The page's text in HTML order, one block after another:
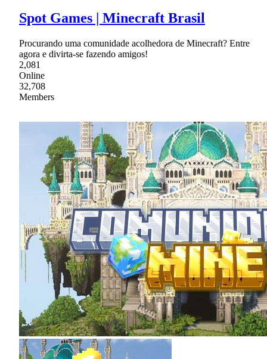
Spot Games | Minecraft Brasil
Procurando uma comunidade acolhedora de Minecraft? Entre
agora e divirta-se fazendo amigos!
2,081
Online
32,708
Members